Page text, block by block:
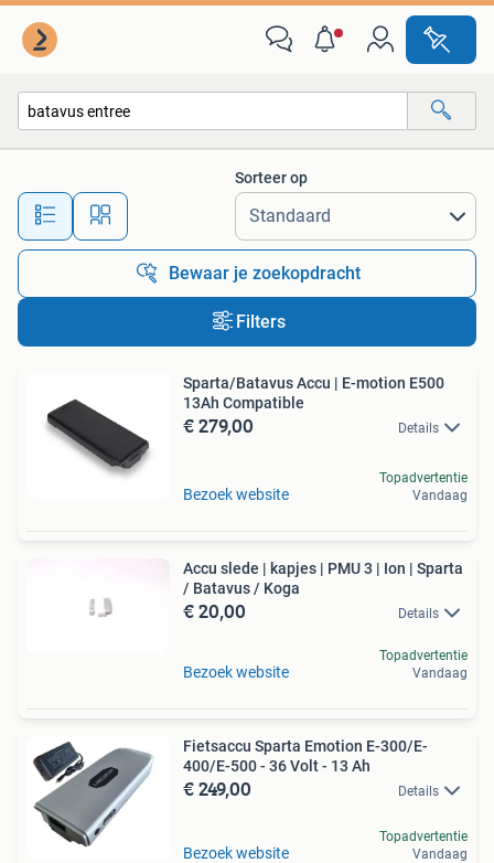
Alle afstanden…
Sorteer op
Bewaar je zoekopdracht
Filters
Sparta/Batavus Accu | E-motion E500
13Ah Compatible
€ 279,00 Details
Bezoek website
Topadvertentie
Vandaag
Accu slede | kapjes | PMU 3 | Ion | Sparta
/ Batavus / Koga
€ 20,00 Details
Bezoek website
Topadvertentie
Vandaag
Fietsaccu Sparta Emotion E-300/E-
400/E-500 - 36 Volt - 13 Ah
€ 249,00 Details
Bezoek website
Topadvertentie
Vandaag